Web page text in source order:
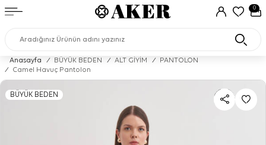
0
Anasayfa / BÜYÜK BEDEN / ALT GİYİM /
PANTOLON
/
Camel Havuç Pantolon
BÜYÜK BEDEN